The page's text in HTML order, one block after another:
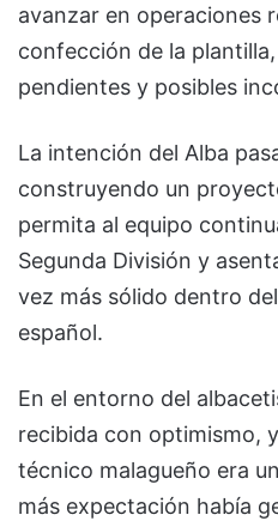
avanzar en operaciones
confección de la
pendientes y posibles
La intención del Alba
construyendo un
permita al equipo
Segunda División y
vez más sólido dentro
español.
En el entorno del
recibida con optimismo,
técnico malagueño era
más expectación había